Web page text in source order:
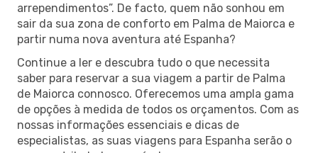
arrependimentos”. De facto, quem não sonhou em
sair da sua zona de conforto em Palma de Maiorca e
partir numa nova aventura até Espanha?
Continue a ler e descubra tudo o que necessita
saber para reservar a sua viagem a partir de Palma
de Maiorca connosco. Oferecemos uma ampla gama
de opções à medida de todos os orçamentos. Com as
nossas informações essenciais e dicas de
especialistas, as suas viagens para Espanha serão o